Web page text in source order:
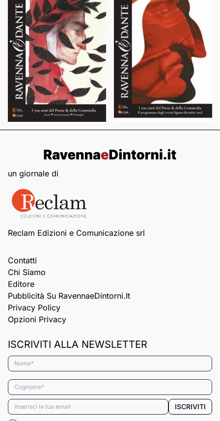
un giornale di
Reclam Edizioni e Comunicazione srl
Contatti
Chi Siamo
Editore
Pubblicità Su RavennaeDintorni.it
Privacy Policy
Opzioni Privacy
ISCRIVITI ALLA NEWSLETTER
Nome*
Cognome*
Email* ISCRIVITI